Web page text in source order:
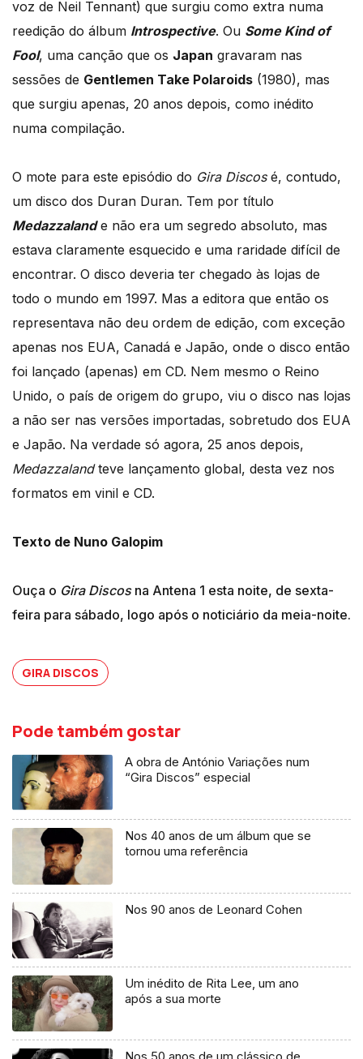
voz de Neil Tennant) que surgiu como extra numa
reedição do álbum Introspective. Ou Some Kind of
Fool, uma canção que os Japan gravaram nas
sessões de Gentlemen Take Polaroids (1980), mas
que surgiu apenas, 20 anos depois, como inédito
numa compilação.
O mote para este episódio do Gira Discosé, contudo,
um disco dos Duran Duran. Tem por título
Medazzalande não era um segredo absoluto, mas
estava claramente esquecido e uma raridade difícil de
encontrar. O disco deveria ter chegado às lojas de
todo o mundo em 1997. Mas a editora que então os
representava não deu ordem de edição, com exceção
apenas nos EUA, Canadá e Japão, onde o disco então
foi lançado (apenas) em CD. Nem mesmo o Reino
Unido, o país de origem do grupo, viu o disco nas lojas
a não ser nas versões importadas, sobretudo dos EUA
e Japão. Na verdade só agora, 25 anos depois,
Medazzalandteve lançamento global, desta vez nos
formatos em vinil e CD.
Texto de Nuno Galopim
Ouça o Gira Discosna Antena 1 esta noite, de sexta-
feira para sábado, logo após o noticiário da meia-noite.
GIRA DISCOS
Pode também gostar
A obra de António Variações num
“Gira Discos” especial
Nos 40 anos de um álbum que se
tornou uma referência
Nos 90 anos de Leonard Cohen
Um inédito de Rita Lee, um ano
após a sua morte